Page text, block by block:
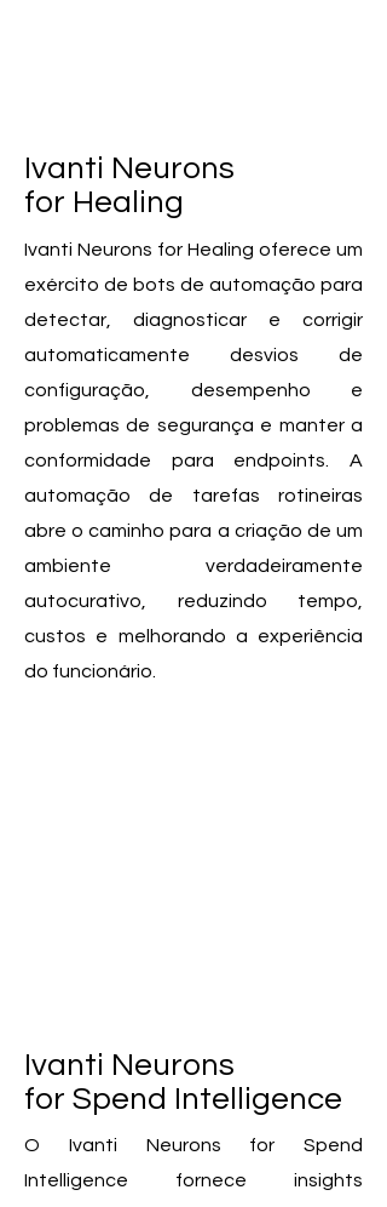
Ivanti Neurons
for Healing
Ivanti Neurons for Healing oferece um
exército de bots de automação para
detectar, diagnosticar e corrigir
automaticamente desvios de
configuração, desempenho e
problemas de segurança e manter a
conformidade para endpoints. A
automação de tarefas rotineiras
abre o caminho para a criação de um
ambiente verdadeiramente
autocurativo, reduzindo tempo,
custos e melhorando a experiência
do funcionário.
Ivanti Neurons
for Spend Intelligence
O Ivanti Neurons for Spend
Intelligence fornece insights